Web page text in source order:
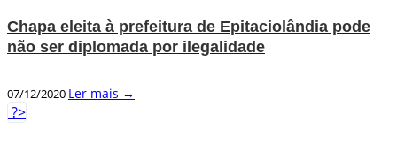
Chapa eleita à prefeitura de Epitaciolândia pode
não ser diplomada por ilegalidade
07/12/2020 Ler mais →
?>